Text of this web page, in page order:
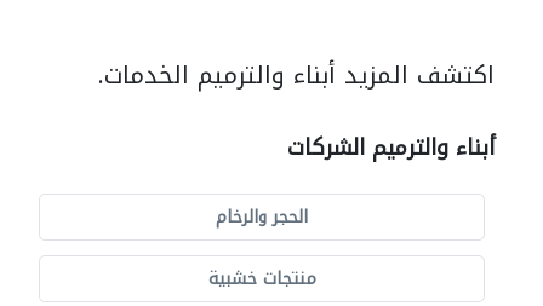
اكتشف المزيد أبناء والترميم الخدمات.
أبناء والترميم الشركات
الحجر والرخام
منتجات خشبية